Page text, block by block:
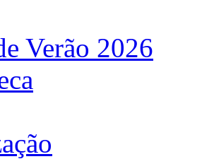
Verão 2026